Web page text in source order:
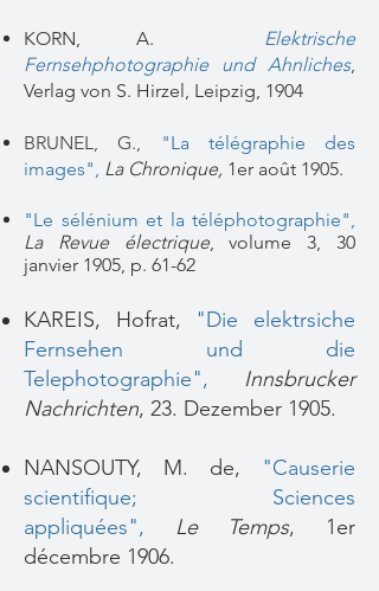
KORN, A. Elektrische
Fernsehphotographie und Ahnliches,
Verlag von S. Hirzel, Leipzig, 1904
BRUNEL, G., "La télégraphie des
images", La Chronique, 1er août 1905.
"Le sélénium et la téléphotographie",
La Revue électrique, volume 3, 30
janvier 1905, p. 61-62
KAREIS, Hofrat,
"Die elektrsiche
Fernsehen und die
Telephotographie",
Innsbrucker
Nachrichten, 23. Dezember 1905.
NANSOUTY, M. de,
"Causerie
scientifique; Sciences
appliquées", Le Temps, 1er
décembre 1906.